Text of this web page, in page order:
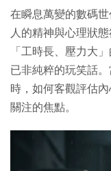
在瞬息萬變的數碼
人的精神與心理狀
「工時長、壓力大
已非純粹的玩笑話
時，如何客觀評估
關注的焦點。